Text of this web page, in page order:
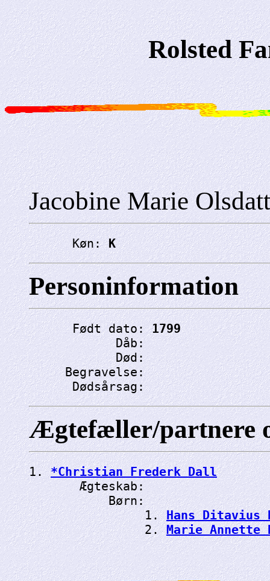
Rolsted
Jacobine Marie
      Køn:
K
Personinformation
      Født dato:
1799
            Dåb:
            Død:
     Begravelse:
      Dødsårsag:
Ægtefæller/partnere
1. *Christian Frederk Dall
       Ægteskab:
           Børn:
                1.
Hans Ditavius
                2.
Marie Annette